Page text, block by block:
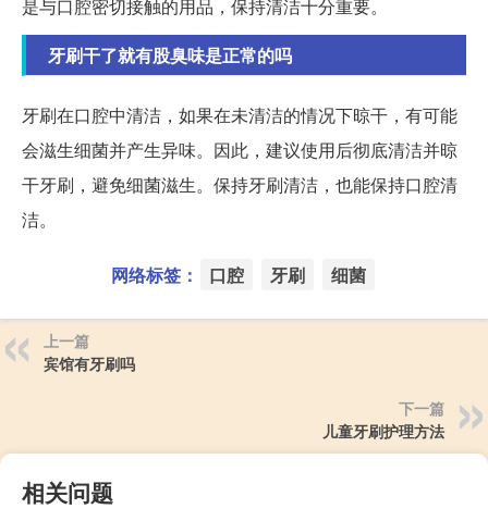
是与口腔密切接触的用品，保持清洁十分重要。
牙刷干了就有股臭味是正常的吗
牙刷在口腔中清洁，如果在未清洁的情况下晾干，有可能
会滋生细菌并产生异味。因此，建议使用后彻底清洁并晾
干牙刷，避免细菌滋生。保持牙刷清洁，也能保持口腔清
洁。
网络标签： 口腔 牙刷 细菌
上一篇
宾馆有牙刷吗
下一篇
儿童牙刷护理方法
相关问题